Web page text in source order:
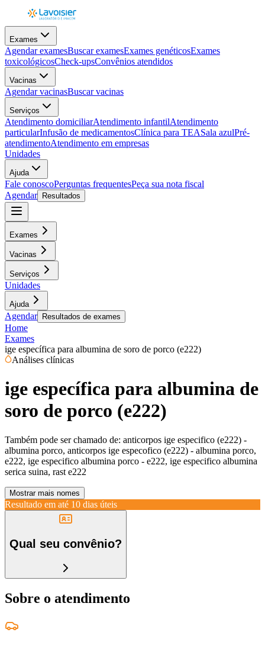
Exames
Agendar examesBuscar examesExames genéticosExames
toxicológicosCheck-upsConvênios atendidos
Vacinas
Agendar vacinasBuscar vacinas
Serviços
Atendimento domiciliarAtendimento infantilAtendimento
particularInfusão de medicamentosClínica para TEASala azulPré-
atendimentoAtendimento em empresas
Unidades
Ajuda
Fale conoscoPerguntas frequentesPeça sua nota fiscal
Agendar
Resultados
Exames
Vacinas
Serviços
Unidades
Ajuda
Agendar Resultados de exames
Home
Exames
ige específica para albumina de soro de porco (e222)
Análises clínicas
ige específica para albumina de
soro de porco (e222)
Também pode ser chamado de: anticorpos ige especifico (e222) -
albumina porco, anticorpos ige especofico (e222) - albumina porco,
e222, ige especifico albumina porco - e222, ige especifico albumina
serica suina, rast e222
Mostrar mais nomes
Resultado em até 10 dias úteis
Qual seu convênio?
Sobre o atendimento